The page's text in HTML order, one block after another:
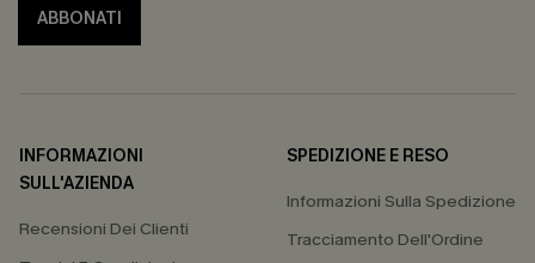
ABBONATI
INFORMAZIONI
SULL'AZIENDA
Recensioni Dei Clienti
SPEDIZIONE E RESO
Informazioni Sulla Spedizione
Tracciamento Dell'Ordine